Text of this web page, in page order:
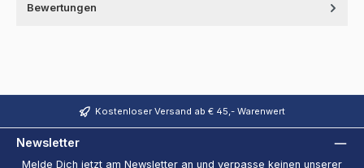
Bewertungen
Kostenloser Versand ab € 45,- Warenwert
Newsletter
Melde Dich jetzt am Newsletter an und verpasse keinen unserer